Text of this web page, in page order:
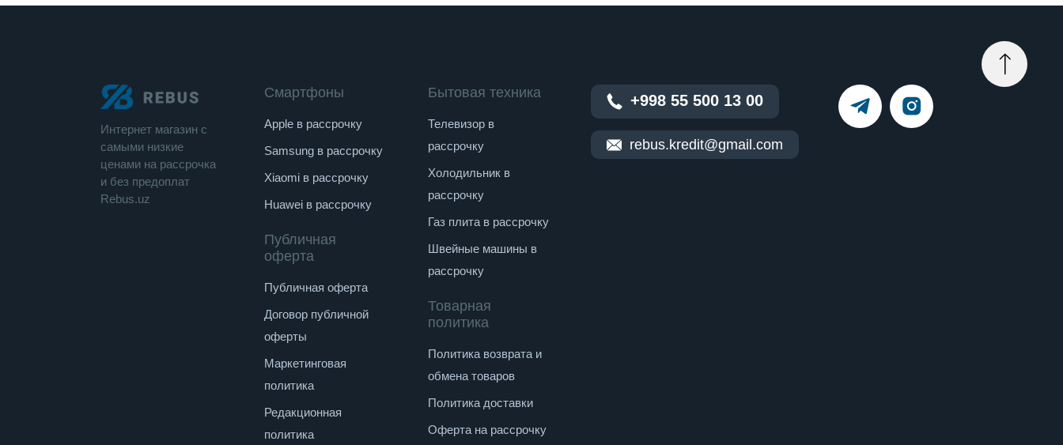
Интернет магазин c
cамыми низкие
ценами на рассрочка
и без предоплат
Rebus.uz
Смартфоны
Apple в рассрочку
Samsung в рассрочку
Xiaomi в рассрочку
Huawei в рассрочку
Публичная
оферта
Публичная оферта
Договор публичной
оферты
Маркетинговая
политика
Редакционная
политика
Бытовая техника
Телевизор в
рассрочку
Холодильник в
рассрочку
Газ плита в рассрочку
Швейные машины в
рассрочку
Товарная
политика
Политика возврата и
обмена товаров
Политика доставки
Оферта на рассрочку
+998 55 500 13 00
rebus.kredit@gmail.com